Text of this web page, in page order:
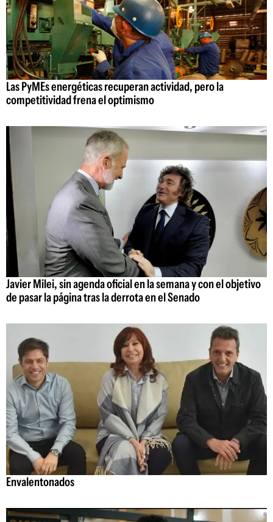
Las PyMEs energéticas recuperan actividad, pero la
competitividad frena el optimismo
Javier Milei, sin agenda oficial en la semana y con el objetivo
de pasar la página tras la derrota en el Senado
Envalentonados